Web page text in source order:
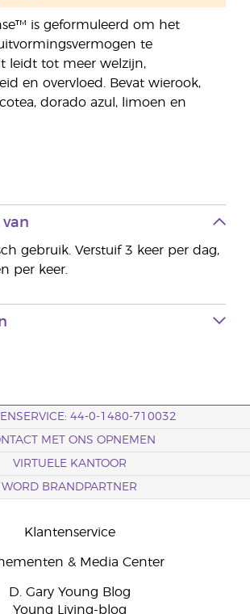
is geformuleerd om het
te
leidt tot meer welzijn,
en overvloed. Bevat wierook,
dorado azul, limoen en
gebruik. Verstuif 3 keer per dag,
per keer.
44-0-1480-710032
MET ONS OPNEMEN
VIRTUELE KANTOOR
WORD BRANDPARTNER
Klantenservice
& Media Center
D. Gary Young Blog
Young Living-blog